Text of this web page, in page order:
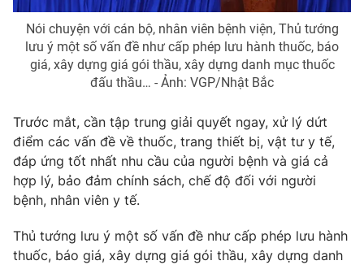
Nói chuyện với cán bộ, nhân viên bệnh viện, Thủ tướng
lưu ý một số vấn đề như cấp phép lưu hành thuốc, báo
giá, xây dựng giá gói thầu, xây dựng danh mục thuốc
đấu thầu… - Ảnh: VGP/Nhật Bắc
Trước mắt, cần tập trung giải quyết ngay, xử lý dứt
điểm các vấn đề về thuốc, trang thiết bị, vật tư y tế,
đáp ứng tốt nhất nhu cầu của người bệnh và giá cả
hợp lý, bảo đảm chính sách, chế độ đối với người
bệnh, nhân viên y tế.
Thủ tướng lưu ý một số vấn đề như cấp phép lưu hành
thuốc, báo giá, xây dựng giá gói thầu, xây dựng danh